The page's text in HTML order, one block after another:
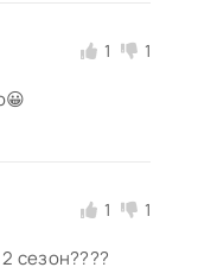
1 1
1 1
сезон????